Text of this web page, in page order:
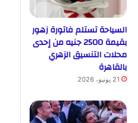
السياحة تستلم فاتورة زهور
بقيمة 2500 جنيه من إحدى
محلات التنسيق الزهري
بالقاهرة
21 يونيو، 2026